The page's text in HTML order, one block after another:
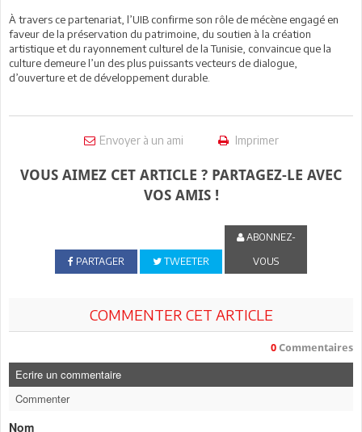
À travers ce partenariat, l’UIB confirme son rôle de mécène engagé en
faveur de la préservation du patrimoine, du soutien à la création
artistique et du rayonnement culturel de la Tunisie, convaincue que la
culture demeure l’un des plus puissants vecteurs de dialogue,
d’ouverture et de développement durable.
Envoyer à un ami Imprimer
VOUS AIMEZ CET ARTICLE ? PARTAGEZ-LE AVEC
VOS AMIS !
PARTAGER TWEETER
ABONNEZ-
VOUS
COMMENTER CET ARTICLE
0 Commentaires
Ecrire un commentaire
Commenter
Nom